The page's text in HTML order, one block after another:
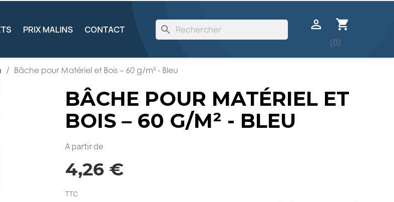
PRIX MALINS CONTACT search  shopping_cart
(0)
Bâche pour Matériel et Bois – 60 g/m² - Bleu
BÂCHE POUR MATÉRIEL ET
BOIS – 60 G/M² - BLEU
A partir de
4,26 €
TTC